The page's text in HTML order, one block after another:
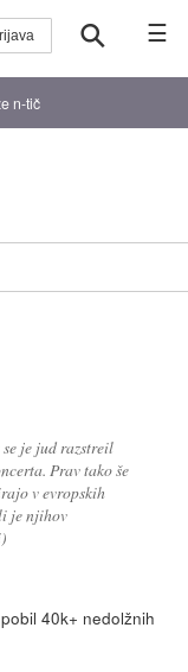
☰
n-tič
je jud razstreil
Prav tako še
v evropskih
je njihov
40k+ nedolžnih